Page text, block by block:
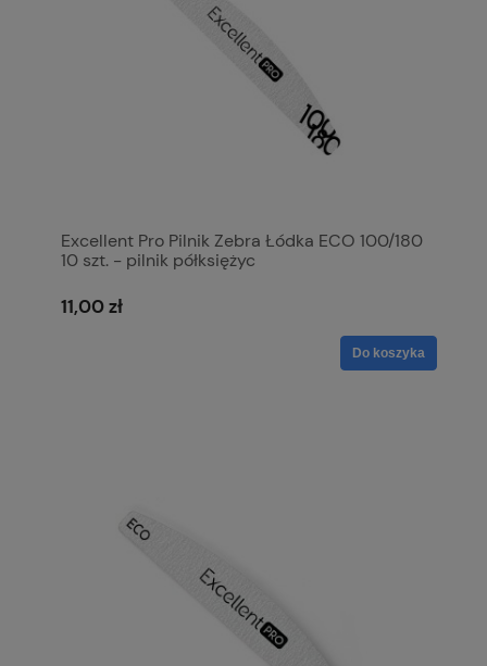
Excellent Pro Pilnik Zebra Łódka ECO 100/180
10 szt. - pilnik półksiężyc
11,00 zł
Do koszyka